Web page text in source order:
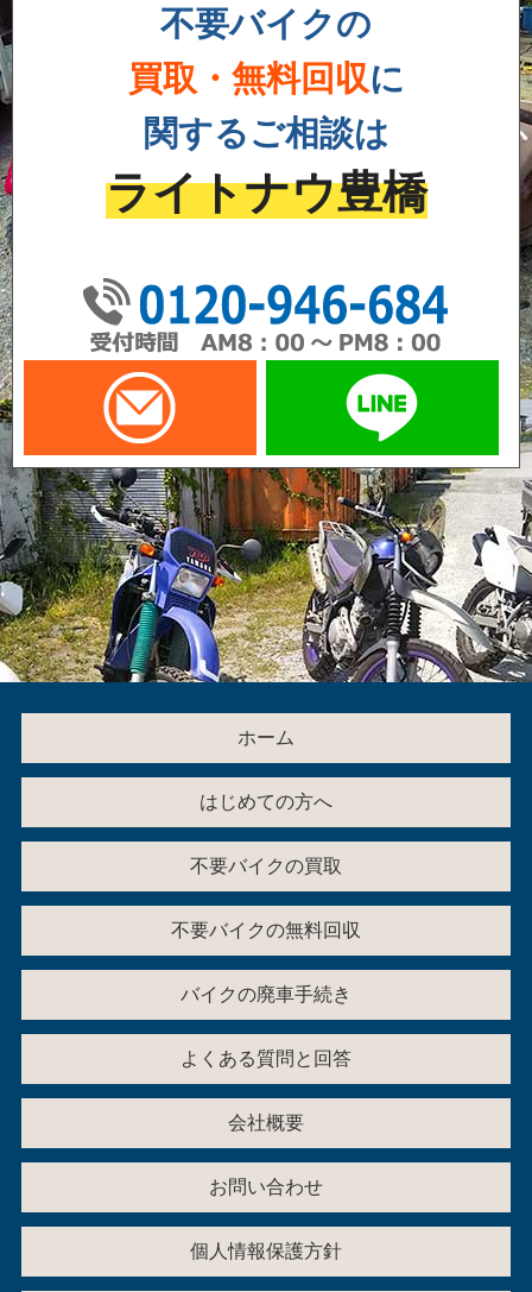
不要バイクの
買取・無料回収に
関するご相談は
ライトナウ豊橋
メールでお問い合わせ
ホーム
はじめての方へ
不要バイクの買取
不要バイクの無料回収
バイクの廃車手続き
よくある質問と回答
会社概要
お問い合わせ
個人情報保護方針